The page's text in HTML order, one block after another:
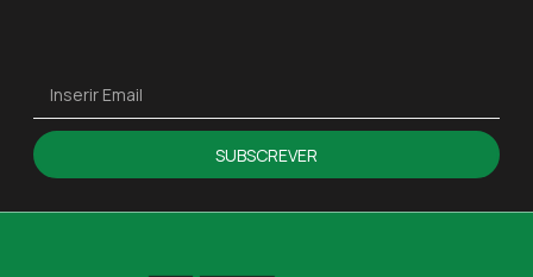
SUBSCREVER